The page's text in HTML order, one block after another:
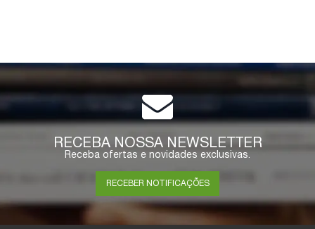
RECEBA NOSSA NEWSLETTER
Receba ofertas e novidades exclusivas.
RECEBER NOTIFICAÇÕES